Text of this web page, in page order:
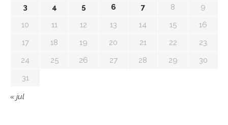
3
4 5 6 7 8
9
10
11 12 13 14 15
16
17
18 19 20 21 22
23
24
25 26 27 28 29
30
31
« jul